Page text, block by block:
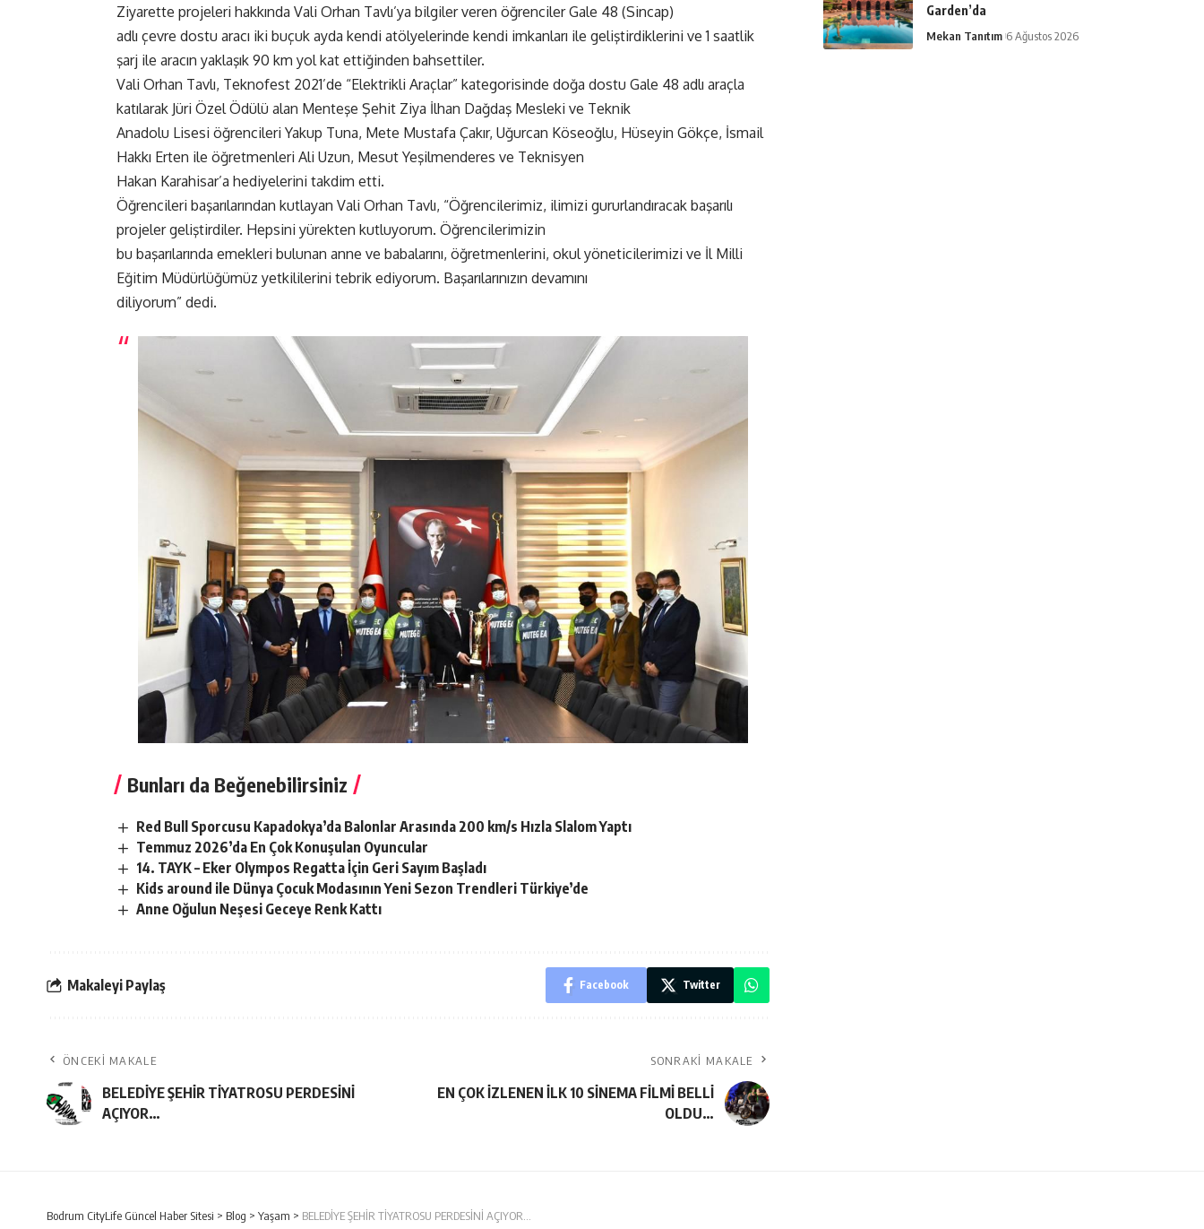
Ziyarette projeleri hakkında Vali Orhan Tavlı’ya bilgiler veren öğrenciler Gale 48 (Sincap)
adlı çevre dostu aracı iki buçuk ayda kendi atölyelerinde kendi imkanları ile geliştirdiklerini ve 1 saatlik
şarj ile aracın yaklaşık 90 km yol kat ettiğinden bahsettiler.
Vali Orhan Tavlı, Teknofest 2021’de “Elektrikli Araçlar” kategorisinde doğa dostu Gale 48 adlı araçla
katılarak Jüri Özel Ödülü alan Menteşe Şehit Ziya İlhan Dağdaş Mesleki ve Teknik
Anadolu Lisesi öğrencileri Yakup Tuna, Mete Mustafa Çakır, Uğurcan Köseoğlu, Hüseyin Gökçe, İsmail
Hakkı Erten ile öğretmenleri Ali Uzun, Mesut Yeşilmenderes ve Teknisyen
Hakan Karahisar’a hediyelerini takdim etti.
Öğrencileri başarılarından kutlayan Vali Orhan Tavlı, “Öğrencilerimiz, ilimizi gururlandıracak başarılı
projeler geliştirdiler. Hepsini yürekten kutluyorum. Öğrencilerimizin
bu başarılarında emekleri bulunan anne ve babalarını, öğretmenlerini, okul yöneticilerimizi ve İl Milli
Eğitim Müdürlüğümüz yetkililerini tebrik ediyorum. Başarılarınızın devamını
diliyorum” dedi.
Bunları da Beğenebilirsiniz
Red Bull Sporcusu Kapadokya’da Balonlar Arasında 200 km/s Hızla Slalom Yaptı
Temmuz 2026’da En Çok Konuşulan Oyuncular
14. TAYK – Eker Olympos Regatta İçin Geri Sayım Başladı
Kids around ile Dünya Çocuk Modasının Yeni Sezon Trendleri Türkiye’de
Anne Oğulun Neşesi Geceye Renk Kattı
Makaleyi Paylaş Facebook Twitter
ÖNCEKI MAKALE
BELEDİYE ŞEHİR TİYATROSU PERDESİNİ
AÇIYOR…
SONRAKI MAKALE
EN ÇOK İZLENEN İLK 10 SİNEMA FİLMİ BELLİ
OLDU…
Garden’da
Mekan Tanıtım 6 Ağustos 2026
Bodrum CityLife Güncel Haber Sitesi > Blog > Yaşam > BELEDİYE ŞEHİR TİYATROSU PERDESİNİ AÇIYOR…